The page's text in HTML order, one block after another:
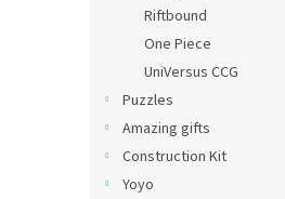
Riftbound
One Piece
UniVersus CCG
Puzzles
Amazing gifts
Construction Kit
Yoyo